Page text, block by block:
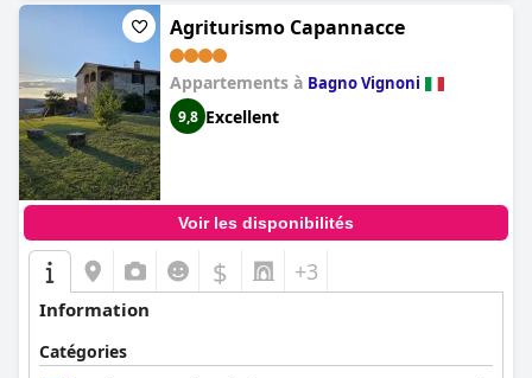
Agriturismo Capannacce
Appartements à Bagno Vignoni
9,8 Excellent
Voir les disponibilités
$ +3
Information
Catégories